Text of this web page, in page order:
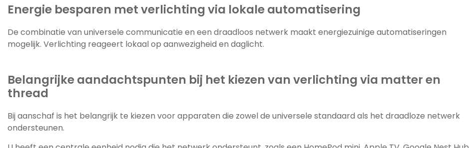
Energie besparen met verlichting via lokale automatisering
De combinatie van universele communicatie en een draadloos netwerk maakt energiezuinige automatiseringen
mogelijk. Verlichting reageert lokaal op aanwezigheid en daglicht.
Belangrijke aandachtspunten bij het kiezen van verlichting via matter en
thread
Bij aanschaf is het belangrijk te kiezen voor apparaten die zowel de universele standaard als het draadloze netwerk
ondersteunen.